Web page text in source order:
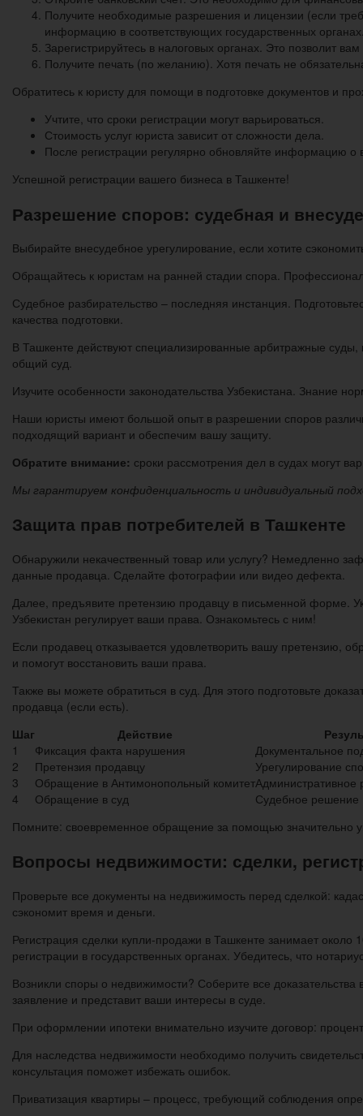
Получите необходимые разрешения и лицензии (если
информацию в соответствующих государственных
Зарегистрируйтесь в налоговых органах. Это позволит
Получите печать (по желанию). Хотя печать не
Обратитесь к юристу для помощи в подготовке документов и
Учтите, что сроки регистрации могут варьироваться.
Стоимость услуг юриста зависит от сложности дела.
После регистрации регулярно обновляйте информацию
Успешной регистрации вашего бизнеса в Ташкенте!
Разрешение споров: судебная и
Выбирайте внесудебное урегулирование, если хотите
Обращайтесь к юристам на ранней стадии спора.
Судебное разбирательство – последняя инстанция.
качества подготовки.
В Ташкенте действуют специализированные арбитражные
общий суд.
Изучите особенности законодательства Узбекистана. Знание
Наши юристы имеют большой опыт в разрешении споров
подходящий вариант и обеспечим вашу защиту.
Обратите внимание: сроки рассмотрения дел в судах могут
Мы гарантируем конфиденциальность и индивидуальный
Защита прав потребителей в Ташкенте
Обнаружили некачественный товар или услугу? Немедленно
данные продавца. Сделайте фотографии или видео дефекта.
Далее, предъявите претензию продавцу в письменной форме.
Узбекистан регулирует ваши права. Ознакомьтесь с ним!
Если продавец отказывается удовлетворить вашу претензию,
и помогут восстановить ваши права.
Также вы можете обратиться в суд. Для этого подготовьте
продавца (если есть).
Шаг
Действие
1
Фиксация факта нарушения
Документальное
2
Претензия продавцу
Урегулирование
3
Обращение в Антимонопольный комитетАдминистративное
4
Обращение в суд
Судебное решение
Помните: своевременное обращение за помощью значительно
Вопросы недвижимости: сделки,
Проверьте все документы на недвижимость перед сделкой:
сэкономит время и деньги.
Регистрация сделки купли-продажи в Ташкенте занимает
регистрации в государственных органах. Убедитесь, что
Возникли споры о недвижимости? Соберите все
заявление и представит ваши интересы в суде.
При оформлении ипотеки внимательно изучите договор:
Для наследства недвижимости необходимо получить
консультация поможет избежать ошибок.
Приватизация квартиры – процесс, требующий соблюдения